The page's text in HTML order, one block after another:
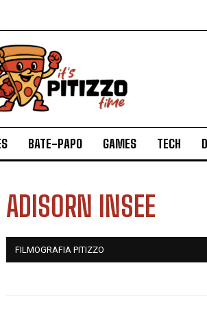
BATE-PAPO GAMES TECH
ADISORN INSEE
FILMOGRAFIA PITIZZO